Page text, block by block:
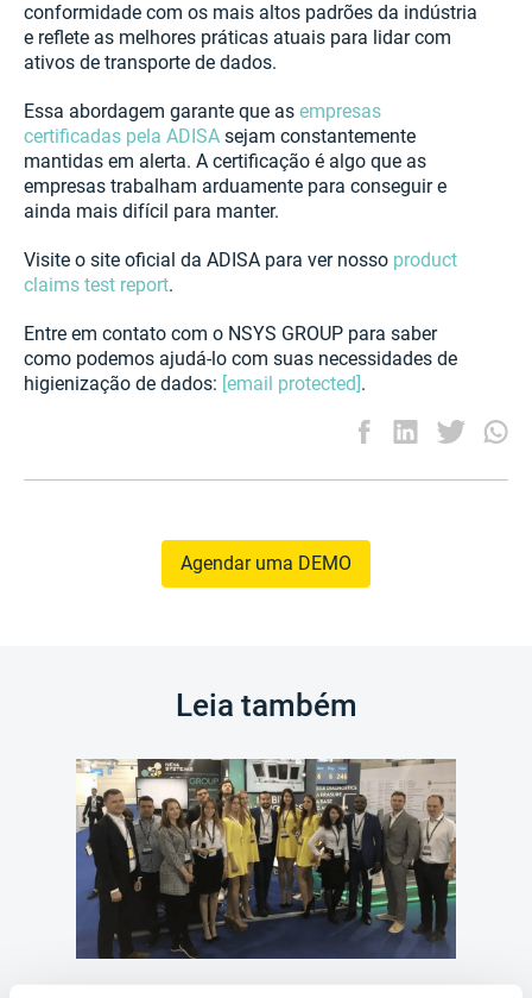
conformidade com os mais altos padrões da indústria
e reflete as melhores práticas atuais para lidar com
ativos de transporte de dados.
Essa abordagem garante que as empresas
certificadas pela ADISA sejam constantemente
mantidas em alerta. A certificação é algo que as
empresas trabalham arduamente para conseguir e
ainda mais difícil para manter.
Visite o site oficial da ADISA para ver nosso product
claims test report.
Entre em contato com o NSYS GROUP para saber
como podemos ajudá-lo com suas necessidades de
higienização de dados: [email protected].
Agendar uma DEMO
Leia também